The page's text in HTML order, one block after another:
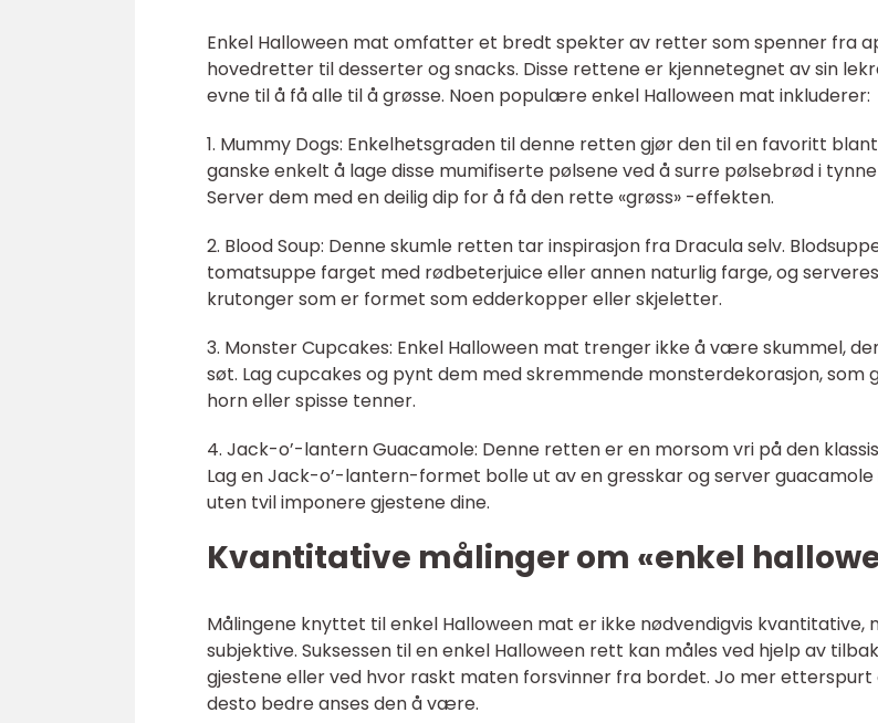
Enkel Halloween mat omfatter et bredt spekter av retter som spenner fra
hovedretter til desserter og snacks. Disse rettene er kjennetegnet av sin
evne til å få alle til å grøsse. Noen populære enkel Halloween mat inkluderer:
1. Mummy Dogs: Enkelhetsgraden til denne retten gjør den til en favoritt
ganske enkelt å lage disse mumifiserte pølsene ved å surre pølsebrød i
Server dem med en deilig dip for å få den rette «grøss» -effekten.
2. Blood Soup: Denne skumle retten tar inspirasjon fra Dracula selv.
tomatsuppe farget med rødbeterjuice eller annen naturlig farge, og
krutonger som er formet som edderkopper eller skjeletter.
3. Monster Cupcakes: Enkel Halloween mat trenger ikke å være skummel,
søt. Lag cupcakes og pynt dem med skremmende monsterdekorasjon, som
horn eller spisse tenner.
4. Jack-o’-lantern Guacamole: Denne retten er en morsom vri på den
Lag en Jack-o’-lantern-formet bolle ut av en gresskar og server guacamole
uten tvil imponere gjestene dine.
Kvantitative målinger om «enkel
Målingene knyttet til enkel Halloween mat er ikke nødvendigvis kvantitative,
subjektive. Suksessen til en enkel Halloween rett kan måles ved hjelp av
gjestene eller ved hvor raskt maten forsvinner fra bordet. Jo mer
desto bedre anses den å være.